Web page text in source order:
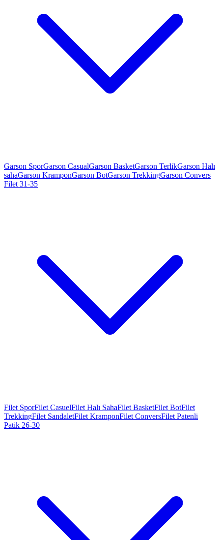
Garson SporGarson CasualGarson BasketGarson TerlikGarson Halı
sahaGarson KramponGarson BotGarson TrekkingGarson Convers
Filet 31-35
Filet SporFilet CasuelFilet Halı SahaFilet BasketFilet BotFilet
TrekkingFilet SandaletFilet KramponFilet ConversFilet Patenli
Patik 26-30